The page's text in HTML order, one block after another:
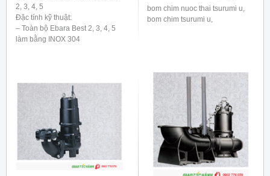
2, 3, 4, 5
Đặc tính kỹ thuật:
– Toàn bộ Ebara Best 2, 3, 4, 5
làm bằng INOX 304
1.5kW
– Tốc độ: 2900 vòng/phút
bom chim nuoc thai tsurumi u,
bom chim tsurumi u,